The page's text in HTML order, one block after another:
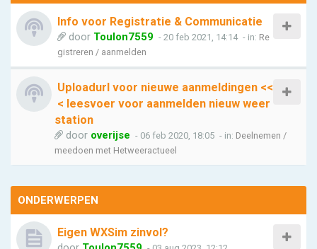
Info voor Registratie & Communicatie
door Toulon7559 - 20 feb 2021, 14:14 - in: Re
gistreren / aanmelden
Uploadurl voor nieuwe aanmeldingen <<
< leesvoer voor aanmelden nieuw weer
station
door overijse - 06 feb 2020, 18:05 - in: Deelnemen /
meedoen met Hetweeractueel
ONDERWERPEN
Eigen WXSim zinvol?